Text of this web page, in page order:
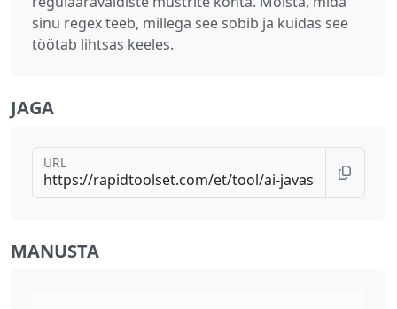
sinu regex teeb, millega see sobib ja kuidas see
töötab lihtsas keeles.
JAGA
URL
MANUSTA